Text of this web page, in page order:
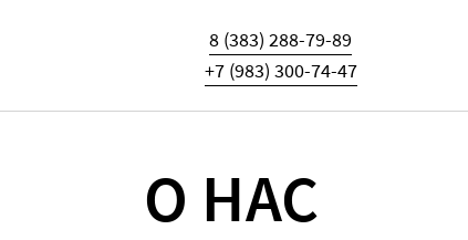
8 (383) 288-79-89
+7 (983) 300-74-47
О НАС